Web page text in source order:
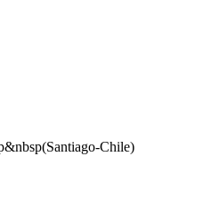
Chile)